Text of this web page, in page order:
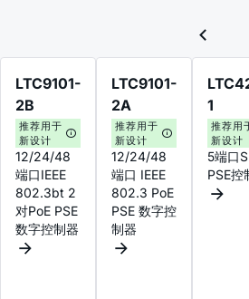
LTC9101-
2B
推荐用于
新设计
12/24/48
端口IEEE
802.3bt 2
对PoE PSE
数字控制器
LTC9101-
2A
推荐用于
新设计
12/24/48
端口 IEEE
802.3 PoE
PSE 数字控
制器
1
推荐用
新设计
5端口
PSE控